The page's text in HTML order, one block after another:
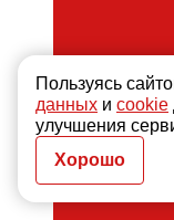
Пользуясь
данных и cookie
улучшения
Хорошо